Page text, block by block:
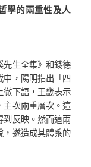
學的兩重性及人
先生全集》和錢德
，陽明指出「四
徹下語，王畿表示
主次兩重層次。這
到反映。然而這兩
，遂造成其體系的